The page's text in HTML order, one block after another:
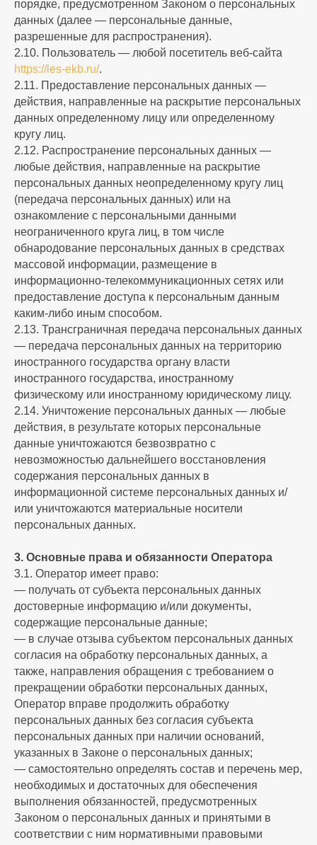
порядке, предусмотренном Законом о персональных
данных (далее — персональные данные,
разрешенные для распространения).
2.10. Пользователь — любой посетитель веб-сайта
https://les-ekb.ru/.
2.11. Предоставление персональных данных —
действия, направленные на раскрытие персональных
данных определенному лицу или определенному
кругу лиц.
2.12. Распространение персональных данных —
любые действия, направленные на раскрытие
персональных данных неопределенному кругу лиц
(передача персональных данных) или на
ознакомление с персональными данными
неограниченного круга лиц, в том числе
обнародование персональных данных в средствах
массовой информации, размещение в
информационно-телекоммуникационных сетях или
предоставление доступа к персональным данным
каким-либо иным способом.
2.13. Трансграничная передача персональных данных
— передача персональных данных на территорию
иностранного государства органу власти
иностранного государства, иностранному
физическому или иностранному юридическому лицу.
2.14. Уничтожение персональных данных — любые
действия, в результате которых персональные
данные уничтожаются безвозвратно с
невозможностью дальнейшего восстановления
содержания персональных данных в
информационной системе персональных данных и/
или уничтожаются материальные носители
персональных данных.
3. Основные права и обязанности Оператора
3.1. Оператор имеет право:
— получать от субъекта персональных данных
достоверные информацию и/или документы,
содержащие персональные данные;
— в случае отзыва субъектом персональных данных
согласия на обработку персональных данных, а
также, направления обращения с требованием о
прекращении обработки персональных данных,
Оператор вправе продолжить обработку
персональных данных без согласия субъекта
персональных данных при наличии оснований,
указанных в Законе о персональных данных;
— самостоятельно определять состав и перечень мер,
необходимых и достаточных для обеспечения
выполнения обязанностей, предусмотренных
Законом о персональных данных и принятыми в
соответствии с ним нормативными правовыми